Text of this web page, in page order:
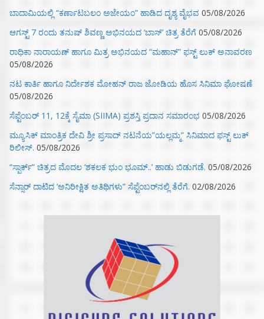
ಬಾದಾಮಿಯಲ್ಲಿ “ಕರ್ಣಾಟಬಲಂ ಅಜೇಯಂ” ಹಾಡಿದ ದೃಶ್ಯ ವೈಭವ 05/08/2026
ಆಗಸ್ಟ್ 7 ರಂದು ತನುಷ್ ಶಿವಣ್ಣ ಅಭಿನಯದ ‘ಬಾಸ್’ ಚಿತ್ರ ತೆರೆಗೆ 05/08/2026
ರಾಧಿಕಾ ನಾರಾಯಣ್ ಹಾಗೂ ಮಿತ್ರ ಅಭಿನಯದ “ಮಹಾನ್” ಫಸ್ಟ್ ಲುಕ್ ಅನಾವರಣ
05/08/2026
ನಟ ಕಾರ್ತಿ ಹಾಗೂ ನಿರ್ದೇಶಕ ಮೋಹನ್ ರಾಜ ಜೋಡಿಯ ಹೊಸ ಸಿನಿಮಾ ಘೋಷಣೆ
05/08/2026
ಸೆಪ್ಟೆಂಬರ್ 11, 12ಕ್ಕೆ ಸೈಮಾ (SIIMA) ಪ್ರಶಸ್ತಿ ಪ್ರದಾನ ಸಮಾರಂಭ 05/08/2026
ಮ್ಯೂಸಿಕ್‌ ಮಾಂತ್ರಿಕ ದೇವಿ ಶ್ರೀ ಪ್ರಸಾದ್ ನಟನೆಯ”ಯಲ್ಲಮ್ಮ” ಸಿನಿಮಾದ ಫಸ್ಟ್‌ ಲುಕ್‌
ರಿಲೀಸ್. 05/08/2026
“ಸ್ಪಾರ್ಕ್” ಚಿತ್ರದ ಮೊದಲ‌ ‘ಶಕಲಕ ಭುಂ‌ ಭೂಮ್..’ ಹಾಡು ಬಿಡುಗಡೆ. 05/08/2026
ಸೆನ್ಸಾರ್ ದಾಟಿದ ‘ಅನಿರೀಕ್ಷಿತ ಅತಿಥಿಗಳು” ಸೆಪ್ಟೆಂಬರ್‌ನಲ್ಲಿ ತೆರೆಗೆ. 02/08/2026